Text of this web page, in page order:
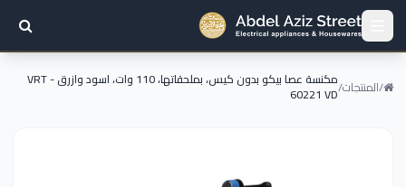
/المنتجات/ مكنسة عصا بيكو بدون كيس، بملحقاتها، 110 وات، اسود وازرق - VRT
60221 VD